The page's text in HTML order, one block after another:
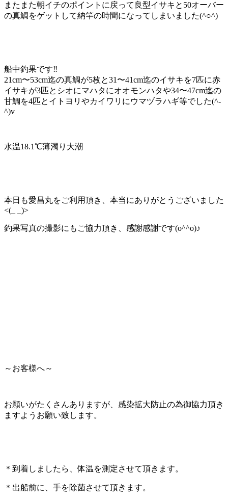
またまた朝イチのポイントに戻って良型イサキと50オーバー
の真鯛をゲットして納竿の時間になってしまいました(^○^)
船中釣果です‼️
21cm〜53cm迄の真鯛が5枚と31〜41cm迄のイサキを7匹に赤
イサキが3匹とシオにマハタにオオモンハタや34〜47cm迄の
甘鯛を4匹とイトヨリやカイワリにウマヅラハギ等でした(^-
^)v
水温18.1℃薄濁り大潮
本日も愛昌丸をご利用頂き、本当にありがとうございました
<(_ _)>
釣果写真の撮影にもご協力頂き、感謝感謝です(o^^o)♪
～お客様へ～
お願いがたくさんありますが、感染拡大防止の為御協力頂き
ますようお願い致します。
＊到着しましたら、体温を測定させて頂きます。
＊出船前に、手を除菌させて頂きます。